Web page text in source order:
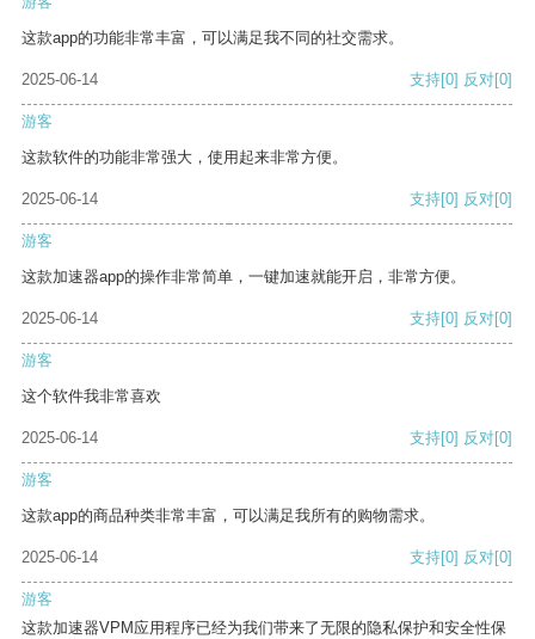
这款app的功能非常丰富，可以满足我不同的社交需求。
2025-06-14 支持[0] 反对[0]
游客
这款软件的功能非常强大，使用起来非常方便。
2025-06-14 支持[0] 反对[0]
游客
这款加速器app的操作非常简单，一键加速就能开启，非常方便。
2025-06-14 支持[0] 反对[0]
游客
这个软件我非常喜欢
2025-06-14 支持[0] 反对[0]
游客
这款app的商品种类非常丰富，可以满足我所有的购物需求。
2025-06-14 支持[0] 反对[0]
游客
这款加速器VPM应用程序已经为我们带来了无限的隐私保护和安全性保